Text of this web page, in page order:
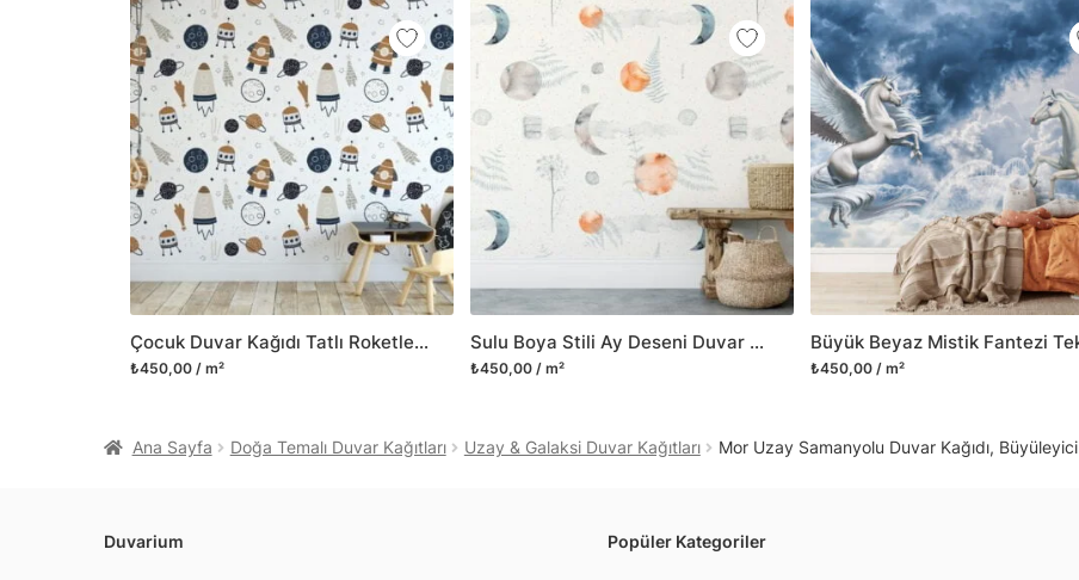
Çocuk Duvar Kağıdı Tatlı Roketler ve Gezegenler, Astronomik Bebek Odası 3D Duvar Posteri
₺450,00 / m²
Sulu Boya Stili Ay Deseni Duvar Kağıdı, Göksel Ay Evreleri 3D Duvar Posteri
₺450,00 / m² ₺450,00 / m²
folyolar sayesinde
mobilyalarınıza ilk
Yüzeyi düz olan cam
dayanıklı yapışkanlı
bulabilirsiniz.
Duvarium, yalnızca bu
kanvas tablo gibi çeşitli
ve satışını yapmaktadır.
kritik dekorasyon alanı
yelpazemizi sürekli
sıra yeni trendlerin
Herhangi bir soru ya da
geçebilirsiniz.
Ana Sayfa Doğa Temalı Duvar Kağıtları Uzay & Galaksi Duvar Kağıtları Mor Uzay Samanyolu Duvar Kağıdı,
Duvarium Popüler Kategoriler